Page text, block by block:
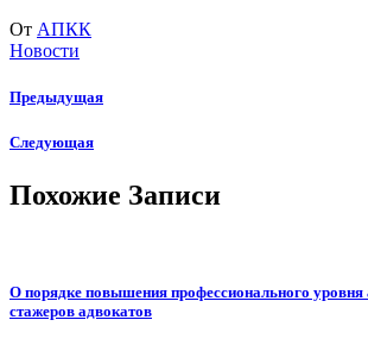
От АПКК
Новости
Предыдущая
Следующая
Похожие Записи
О порядке повышения профессионального уровня
стажеров адвокатов